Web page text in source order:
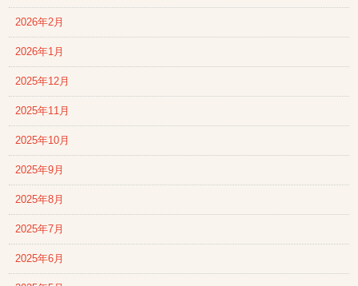
2026年2月
2026年1月
2025年12月
2025年11月
2025年10月
2025年9月
2025年8月
2025年7月
2025年6月